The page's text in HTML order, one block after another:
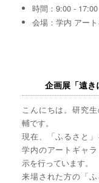
時間：9:00 - 17:00
会場：学内 アー
企画展「遠
こんにちは。研究
輔です。
現在、「ふるさと
学内のアートギャ
示を行っています。
来場された方の「